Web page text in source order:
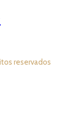
reservados